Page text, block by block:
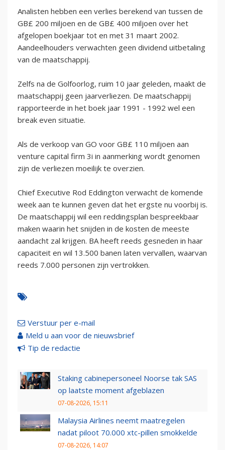
Analisten hebben een verlies berekend van tussen de
GB£ 200 miljoen en de GB£ 400 miljoen over het
afgelopen boekjaar tot en met 31 maart 2002.
Aandeelhouders verwachten geen dividend uitbetaling
van de maatschappij.
Zelfs na de Golfoorlog, ruim 10 jaar geleden, maakt de
maatschappij geen jaarverliezen. De maatschappij
rapporteerde in het boek jaar 1991 - 1992 wel een
break even situatie.
Als de verkoop van GO voor GB£ 110 miljoen aan
venture capital firm 3i in aanmerking wordt genomen
zijn de verliezen moeilijk te overzien.
Chief Executive Rod Eddington verwacht de komende
week aan te kunnen geven dat het ergste nu voorbij is.
De maatschappij wil een reddingsplan bespreekbaar
maken waarin het snijden in de kosten de meeste
aandacht zal krijgen. BA heeft reeds gesneden in haar
capaciteit en wil 13.500 banen laten vervallen, waarvan
reeds 7.000 personen zijn vertrokken.
Verstuur per e-mail
Meld u aan voor de nieuwsbrief
Tip de redactie
Staking cabinepersoneel Noorse tak SAS
op laatste moment afgeblazen
07-08-2026, 15:11
Malaysia Airlines neemt maatregelen
nadat piloot 70.000 xtc-pillen smokkelde
07-08-2026, 14:07